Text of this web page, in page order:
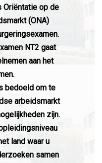
Oriëntatie op de
(ONA)
NT2 gaat
aan het
bedoeld om te
arbeidsmarkt
zijn.
land waar u
samen